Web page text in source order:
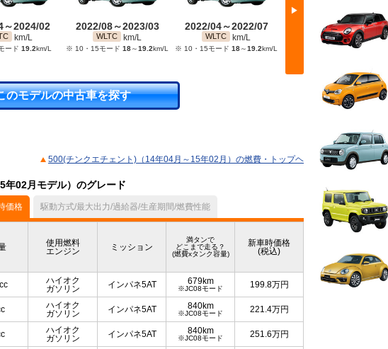
▶
～2024/02
km/L
ード 19.2km/L
2022/08～2023/03
WLTC km/L
※ 10・15モード 18～19.2km/L
2022/04～2022/07
WLTC km/L
※ 10・15モード 18～19.2km/L
2021/10～2022/03
WLTC km/L
18～19.2
のモデルの中古車を探す
500(チンクエチェント)（14年04月～15年02月）の燃費・トップヘ
年02月モデル）のグレード
価格 駆動方式/最大出力/過給器/生産期間/燃費性能
使用燃料
エンジン
ミッション
満タンで
どこまで走る？
(燃費xタンク容量)
新車時価格
(税込)
ハイオク
ガソリン
インパネ5AT 679km
※JC08モード 199.8万円
ハイオク
ガソリン
インパネ5AT 840km
※JC08モード 221.4万円
ハイオク
ガソリン
インパネ5AT 840km
※JC08モード 251.6万円